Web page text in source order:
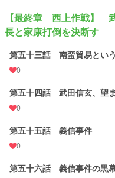
【最終章 西上作戦】
長と家康打倒を決断す
第五十三話 南蛮貿易という
0
第五十四話 武田信玄、望
0
第五十五話 義信事件
0
第五十六話 義信事件の黒